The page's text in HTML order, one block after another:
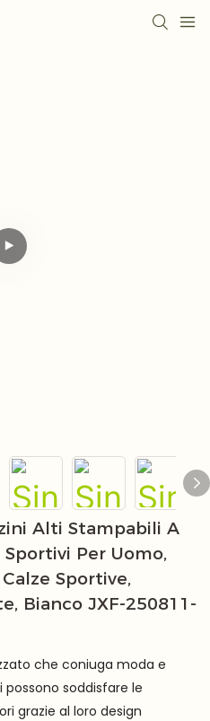
Alti Stampabili A
Per Uomo,
Sportive,
Bianco JXF-250811-
che coniuga moda e
soddisfare le
grazie al loro design